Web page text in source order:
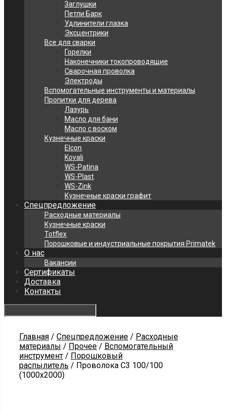
Заглушки
Петли Барк
Удлинители глазка
Эксцентрики
Все для сварки
Горелки
Наконечники токопроводящие
Сварочная проволка
Электроды
Вспомогательные инструменты и материалы
Пропитки для дерева
Лазурь
Масло для бани
Масло с воском
Кузнечные краски
Elcon
Kovali
WS-Patina
WS-Plast
WS-Zink
Кузнечные краски графит
Спецпредложение
Расходные материалы
Кузнечные краски
Totflex
Порошковые и индустриальные покрытия Primatek
О нас
Вакансии
Сертификаты
Доставка
Контакты
Главная / Спецпредложение / Расходные
материалы / Прочее / Вспомогательный
инструмент / Порошковый
распылитель / Проволока С3 100/100
(1000х2000)